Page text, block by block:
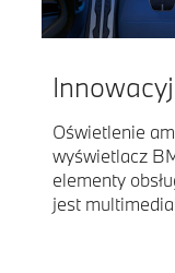
Oświetlenie
wyświetlacz
elementy
jest